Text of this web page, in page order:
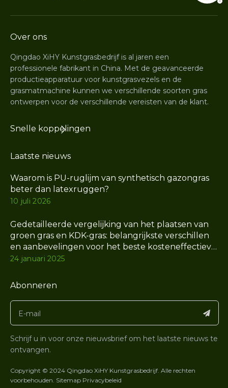
Over ons
Qingdao XiHY Kunstgrasbedrijf is al jaren een
professionele fabrikant in China. Met de geavanceerde
productieapparatuur voor kunstgrasvezels en de
grasmatmachine kunnen we verschillende soorten gras
ontwerpen voor de verschillende vereisten van de klant.
Snelle koppelingen
Laatste nieuws
Waarom is PU-ruglijm van synthetisch gazongras
beter dan latexruggen?
10 juli 2026
Gedetailleerde vergelijking van het plaatsen van
groen gras en KDK-gras: belangrijkste verschillen
en aanbevelingen voor het beste kosteneffectieve
kunstgras
24 januari 2025
Abonneren
Schrijf u in voor onze nieuwsbrief om het laatste nieuws te
ontvangen.
Copyright © 2024 Qingdao XiHY Kunstgrasbedrijf. Alle rechten
voorbehouden. Sitemap Privacybeleid